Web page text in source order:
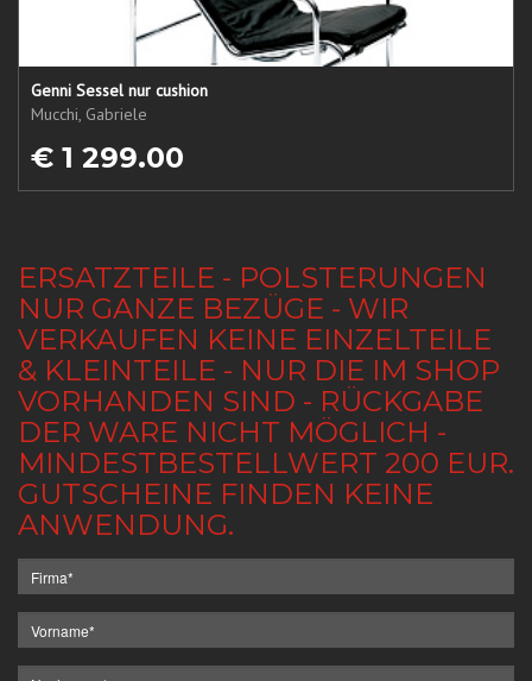
Genni Sessel nur cushion
Mucchi, Gabriele
€ 1 299.00
ERSATZTEILE - POLSTERUNGEN
NUR GANZE BEZÜGE - WIR
VERKAUFEN KEINE EINZELTEILE
& KLEINTEILE - NUR DIE IM SHOP
VORHANDEN SIND - RÜCKGABE
DER WARE NICHT MÖGLICH -
MINDESTBESTELLWERT 200 EUR.
GUTSCHEINE FINDEN KEINE
ANWENDUNG.